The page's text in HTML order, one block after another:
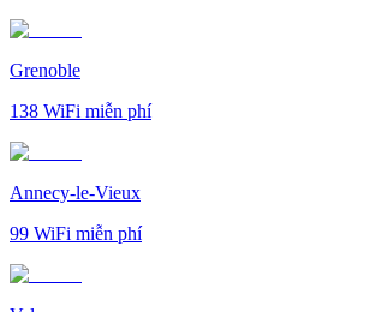
Grenoble
138 WiFi miễn phí
Annecy-le-Vieux
99 WiFi miễn phí